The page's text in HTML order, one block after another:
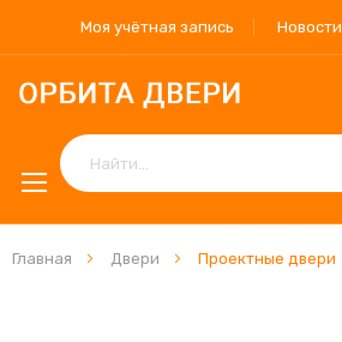
Моя учётная запись Новости
Главная Двери Проектные двери